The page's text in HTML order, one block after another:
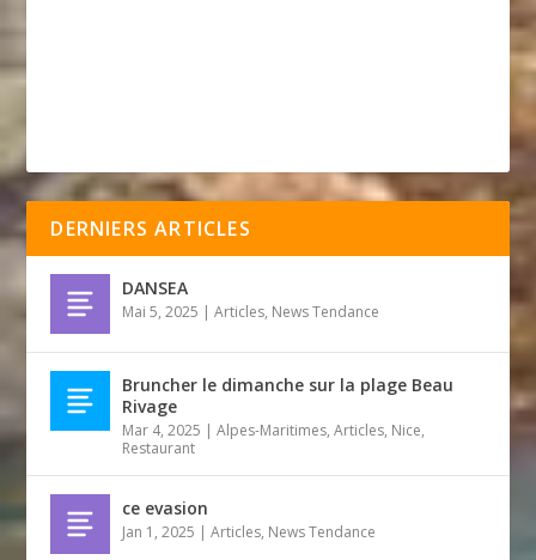
DERNIERS ARTICLES
DANSEA
Mai 5, 2025 |Articles, News Tendance
Bruncher le dimanche sur la plage Beau
Rivage
Mar 4, 2025 |Alpes-Maritimes,Articles, Nice,
Restaurant
ce evasion
Jan 1, 2025 |Articles, News Tendance